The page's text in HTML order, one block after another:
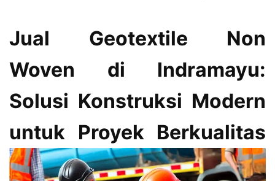
Jual Geotextile Non
Woven di Indramayu:
Solusi Konstruksi Modern
untuk Proyek Berkualitas